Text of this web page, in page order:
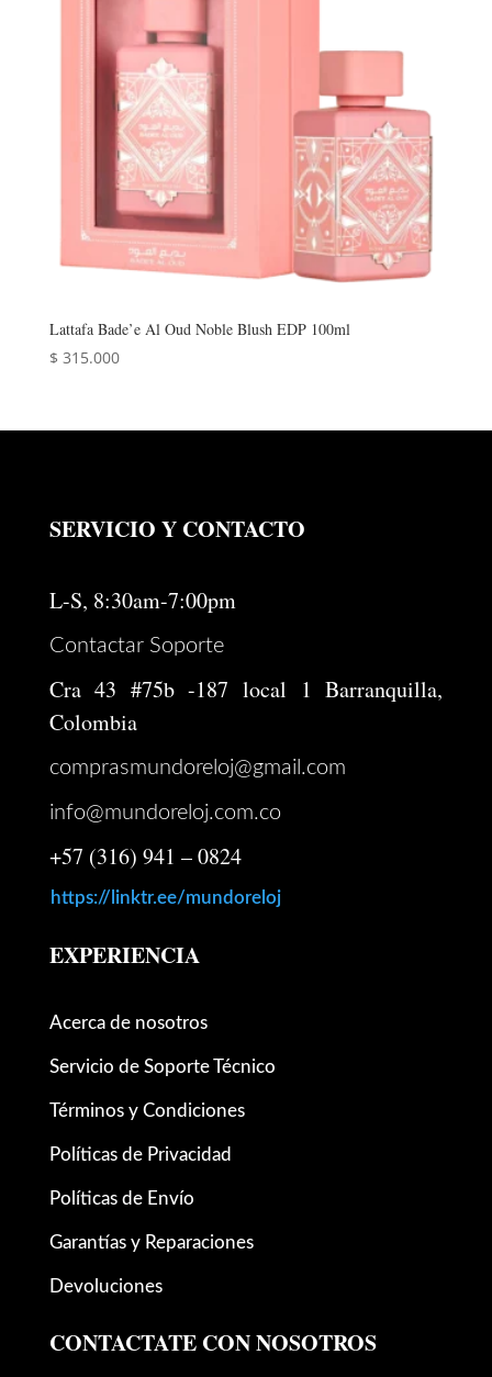
Lattafa Bade’e Al Oud Noble Blush EDP 100ml
$ 315.000
SERVICIO Y CONTACTO
L-S, 8:30am-7:00pm
Contactar Soporte
Cra 43 #75b -187 local 1 Barranquilla,
Colombia
comprasmundoreloj@gmail.com
info@mundoreloj.com.co
+57 (316) 941 – 0824
https://linktr.ee/mundoreloj
EXPERIENCIA
Acerca de nosotros
Servicio de Soporte Técnico
Términos y Condiciones
Políticas de Privacidad
Políticas de Envío
Garantías y Reparaciones
Devoluciones
CONTACTATE CON NOSOTROS